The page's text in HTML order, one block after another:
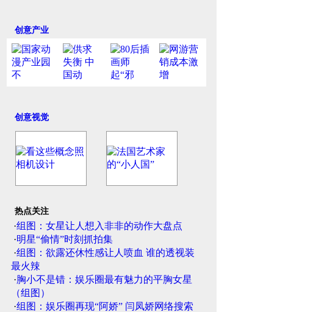
创意产业
创意视觉
热点关注
·组图：女星让人想入非非的动作大盘点
·明星“偷情”时刻抓拍集
·组图：欲露还休性感让人喷血 谁的透视装
最火辣
·胸小不是错：娱乐圈最有魅力的平胸女星
（组图）
·组图：娱乐圈再现“阿娇” 闫凤娇网络搜索